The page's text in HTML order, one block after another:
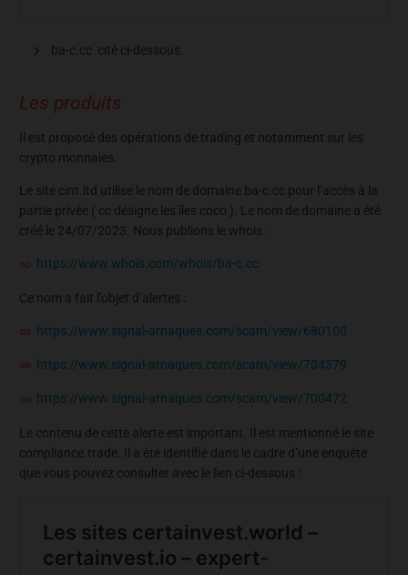
ba-c.cc cité ci-dessous.
Les produits
Il est proposé des opérations de trading et notamment sur les
crypto monnaies.
Le site cint.ltd utilise le nom de domaine ba-c.cc pour l’accès à la
partie privée ( cc désigne les îles coco ). Le nom de domaine a été
créé le 24/07/2023. Nous publions le whois :
https://www.whois.com/whois/ba-c.cc
Ce nom a fait l’objet d’alertes :
https://www.signal-arnaques.com/scam/view/680100
https://www.signal-arnaques.com/scam/view/704379
https://www.signal-arnaques.com/scam/view/700472
Le contenu de cette alerte est important. Il est mentionné le site
compliance.trade. Il a été identifié dans le cadre d’une enquête
que vous pouvez consulter avec le lien ci-dessous :